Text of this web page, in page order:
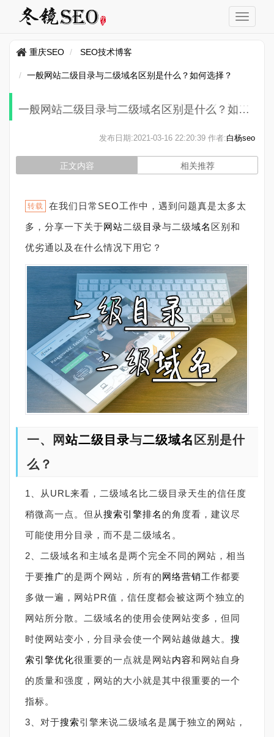
重庆SEO SEO技术博客
一般网站二级目录与二级域名区别是什么？如何选择？
一般网站二级目录与二级域名区别是什么？如何选择？
发布日期:2021-03-16 22:20:39 作者:白杨seo
正文内容 相关推荐
转载
在我们日常SEO工作中，遇到问题真是太多太
多，分享一下关于网站二级 目录与二级域名 区别和
优劣通以及在什么情况下用它？
一、网站二级目录与二级域名 区别是什
么？
1、从URL来看，二级域名比二级目录天生的信任度
稍微高一点。但从搜索引擎排名 的角度看，建议尽
可能使用分目录，而不是二级域名。
2、二级域名和主域名是两个完全不同的网站，相当
于要推广的是两个网站，所有的网络营销工作都要
多做一遍，网站PR值，信任度都会被这两个独立的
网站所分散。二级域名的使用会使网站变多，但同
时使网站变小，分目录会使一个网站越做越大。 搜
索引擎优化很重要的一点就是网站内容和网站自身
的质量和强度，网站的大小就是其中很重要的一个
指标。
3、对于搜索引擎来说二级域名是属于独立的网站，